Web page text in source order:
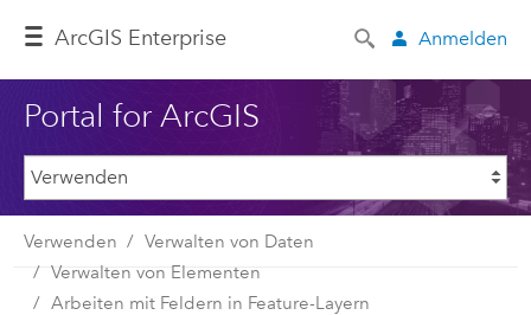
ArcGIS Enterprise Anmelden
Portal for ArcGIS
Verwenden
Verwalten von Daten
Verwalten von Elementen
Arbeiten mit Feldern in Feature-Layern